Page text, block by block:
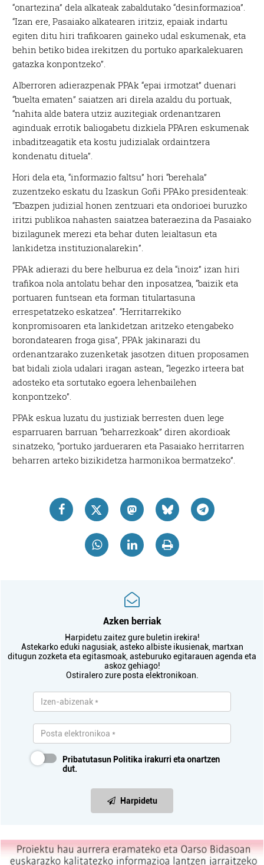
“onartezina” dela alkateak zabaldutako “desinformazioa”.
“Izan ere, Pasaiako alkatearen iritziz, epaiak indartu
egiten ditu hiri trafikoaren gaineko udal eskumenak, eta
behin betiko bidea irekitzen du portuko aparkalekuaren
gatazka konpontzeko”.
Alberroren adierazpenak PPAk “epai irmotzat” duenari
“buelta ematen” saiatzen ari direla azaldu du portuak,
“nahita alde batera utziz auzitegiak ordenantzaren
aginduak errotik baliogabetu dizkiela PPAren eskumenak
inbaditzeagatik eta kostu judizialak ordaintzera
kondenatu dituela”.
Hori dela eta, “informazio faltsu” hori “berehala”
zuzentzeko eskatu du Izaskun Goñi PPAko presidenteak:
“Ebazpen judizial honen zentzuari eta ondorioei buruzko
iritzi publikoa nahasten saiatzea bateraezina da Pasaiako
bizilagunek merezi eta behar duten leialtasun eta
lankidetza instituzionalarekin”.
PPAk adierazi du bere helburua ez dela “inoiz” izan hiri
trafikoa nola antolatu behar den inposatzea, “baizik eta
portuaren funtsean eta forman titulartasuna
errespetatzeko eskatzea”. “Herritarrekiko
konpromisoaren eta lankidetzan aritzeko etengabeko
borondatearen froga gisa”, PPAk jakinarazi du
ordenantzarako zuzenketak jasotzen dituen proposamen
bat bidali ziola udalari iragan astean, “legezko irteera bat
adosteko eta sortutako egoera lehenbailehen
konpontzeko”.
PPAk eskua luzatu du justiziak berresten duen lege
esparruaren barruan “beharrezkoak” diren akordioak
sinatzeko, “portuko jardueraren eta Pasaiako herritarren
beharren arteko bizikidetza harmonikoa bermatzeko”.
Azken berriak
Harpidetu zaitez gure buletin irekira!
Astekarko eduki nagusiak, asteko albiste ikusienak, martxan
ditugun zozketa eta egitasmoak, asteburuko egitarauen agenda eta
askoz gehiago!
Ostiralero zure posta elektronikoan.
Pribatutasun Politika irakurri eta onartzen
dut.
Harpidetu